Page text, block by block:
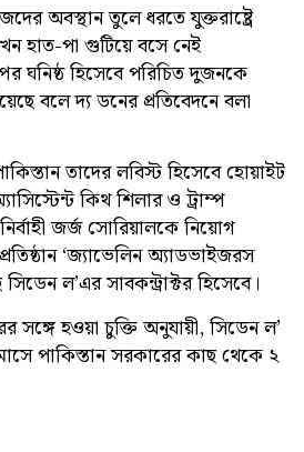
অবস্থান তুলে ধরতে যুক্তরাষ্ট্রে
হাত-পা গুটিয়ে বসে নেই
ঘনিষ্ঠ হিসেবে পরিচিত দুজনকে
বলে দ্য ডনের প্রতিবেদনে বলা
তাদের লবিস্ট হিসেবে হোয়াইট
কিথ শিলার ও ট্রাম্প
জর্জ সোরিয়ালকে নিয়োগ
‘জ্যাভেলিন অ্যাডভাইজরস
ল’এর সাবকন্ট্রাক্টর হিসেবে।
সঙ্গে হওয়া চুক্তি অনুযায়ী, সিডেন ল’
পাকিস্তান সরকারের কাছ থেকে ২